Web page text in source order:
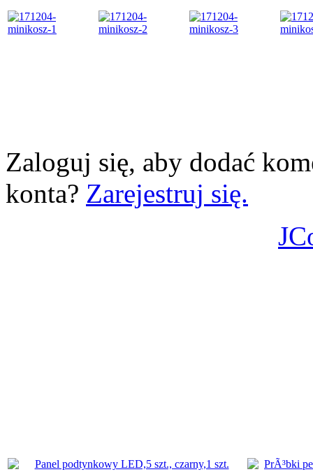
Zaloguj się, aby dodać
konta? Zarejestruj się.